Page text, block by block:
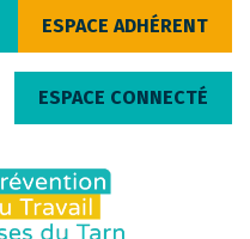
ESPACE ADHÉRENT
ESPACE CONNECTÉ